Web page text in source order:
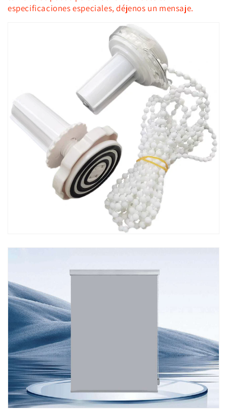
especificaciones especiales, déjenos un mensaje.